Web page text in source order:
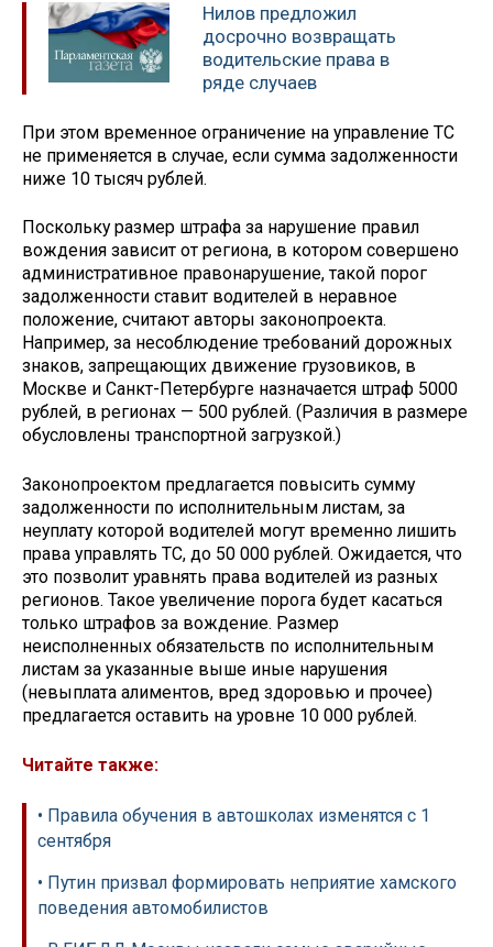
Нилов предложил
досрочно возвращать
водительские права в
ряде случаев
При этом временное ограничение на управление ТС
не применяется в случае, если сумма задолженности
ниже 10 тысяч рублей.
Поскольку размер штрафа за нарушение правил
вождения зависит от региона, в котором совершено
административное правонарушение, такой порог
задолженности ставит водителей в неравное
положение, считают авторы законопроекта.
Например, за несоблюдение требований дорожных
знаков, запрещающих движение грузовиков, в
Москве и Санкт-Петербурге назначается штраф 5000
рублей, в регионах — 500 рублей. (Различия в размере
обусловлены транспортной загрузкой.)
Законопроектом предлагается повысить сумму
задолженности по исполнительным листам, за
неуплату которой водителей могут временно лишить
права управлять ТС, до 50 000 рублей. Ожидается, что
это позволит уравнять права водителей из разных
регионов. Такое увеличение порога будет касаться
только штрафов за вождение. Размер
неисполненных обязательств по исполнительным
листам за указанные выше иные нарушения
(невыплата алиментов, вред здоровью и прочее)
предлагается оставить на уровне 10 000 рублей.
Читайте также:
• Правила обучения в автошколах изменятся с 1
сентября
• Путин призвал формировать неприятие хамского
поведения автомобилистов